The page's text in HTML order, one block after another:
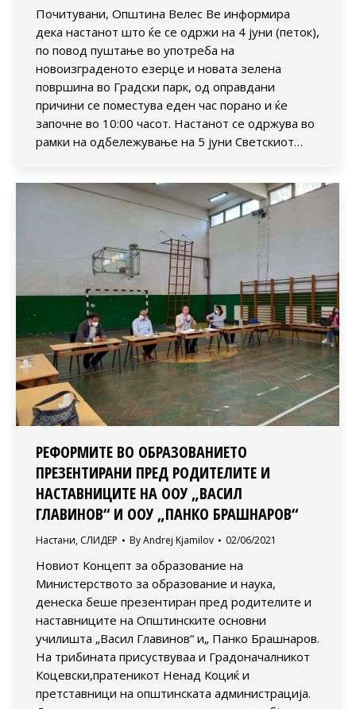
Почитувани, Општина Велес Ве информира
дека настанот што ќе се одржи на 4 јуни (петок),
по повод пуштање во употреба на
новоизграденото езерце и новата зелена
површина во Градски парк, од оправдани
причини се поместува еден час порано и ќе
започне во 10:00 часот. Настанот се одржува во
рамки на одбележување на 5 јуни Светскиот…
РЕФОРМИТЕ ВО ОБРАЗОВАНИЕТО
ПРЕЗЕНТИРАНИ ПРЕД РОДИТЕЛИТЕ И
НАСТАВНИЦИТЕ НА ООУ „ВАСИЛ
ГЛАВИНОВ“ И ООУ „ПАНКО БРАШНАРОВ“
Настани, СЛИДЕР ByAndrej Kjamilov 02/06/2021
Новиот Концепт за образование на
Министерството за образование и наука,
денеска беше презентиран пред родителитe и
наставниците на Општинските основни
училишта „Васил Главинов“ и„ Панко Брашнаров.
На трибината присуствуваа и Градоначалникот
Коцевски,пратеникот Ненад Коциќ и
претставници на општинската администрација.